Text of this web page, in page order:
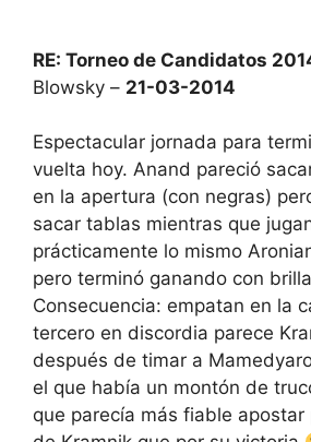
RE: Torneo de Candidatos
Blowsky – 21-03-2014
Espectacular jornada para
vuelta hoy. Anand pareció
en la apertura (con negras)
sacar tablas mientras que
prácticamente lo mismo
pero terminó ganando con
Consecuencia: empatan en la
tercero en discordia parece
después de timar a
el que había un montón de
que parecía más fiable apostar